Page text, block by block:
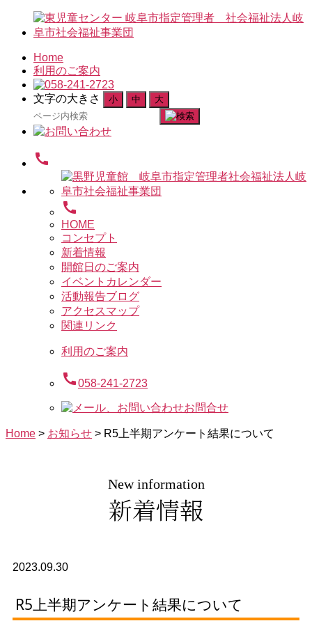
Home
利用のご案内
文字の大きさ 小 中 大
検
索
象:
call
call
HOME
コンセプト
新着情報
開館日のご案内
イベントカレンダー
活動報告ブログ
アクセスマップ
関連リンク
利用のご案内
call058-241-2723
お問合せ
Home > お知らせ > R5上半期アンケート結果について
New information
新着情報
2023.09.30
R5上半期アンケート結果について